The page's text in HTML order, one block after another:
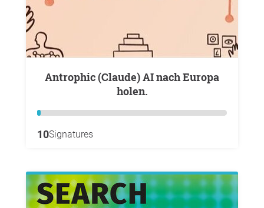
Antrophic (Claude) AI nach Europa
holen.
10Signatures